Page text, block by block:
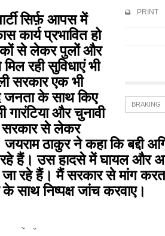
PRINT
BRAKING
सिर्फ़ आपस में
प्रभावित हो
से लेकर पुलों और
रही सुविधाएं भी
सरकार एक भी
जनता के साथ किए
और चुनावी
सरकार से लेकर
ठाकुर ने कहा कि बद्दी
रहे हैं। उस हादसे में घायल और
जा रहे हैं। मैं सरकार से मांग
के साथ निष्पक्ष जांच करवाए।